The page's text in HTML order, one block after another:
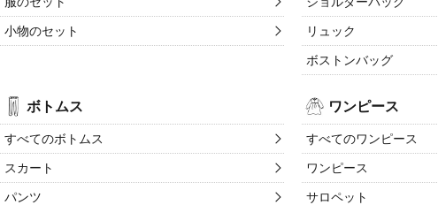
小物のセット
リュック
ボストンバッグ
ボトムス
すべてのボトムス
スカート
パンツ
ワンピース
すべてのワンピース
ワンピース
サロペット